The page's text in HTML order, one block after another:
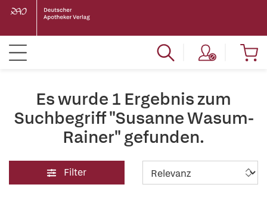
Es wurde 1 Ergebnis zum
Suchbegriff "Susanne Wasum-
Rainer" gefunden.
Filter